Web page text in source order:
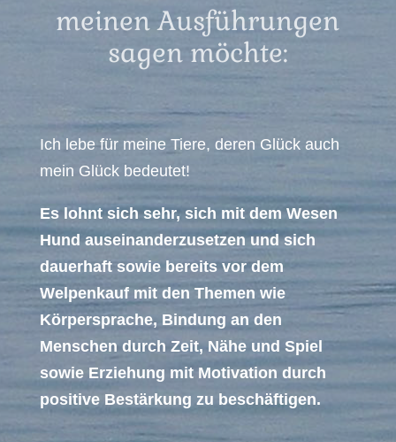
meinen Ausführungen
sagen möchte:
Ich lebe für meine Tiere, deren Glück auch
mein Glück bedeutet!
Es lohnt sich sehr, sich mit dem Wesen
Hund auseinanderzusetzen und sich
dauerhaft sowie bereits vor dem
Welpenkauf mit den Themen wie
Körpersprache, Bindung an den
Menschen durch Zeit, Nähe und Spiel
sowie Erziehung mit Motivation durch
positive Bestärkung zu beschäftigen.